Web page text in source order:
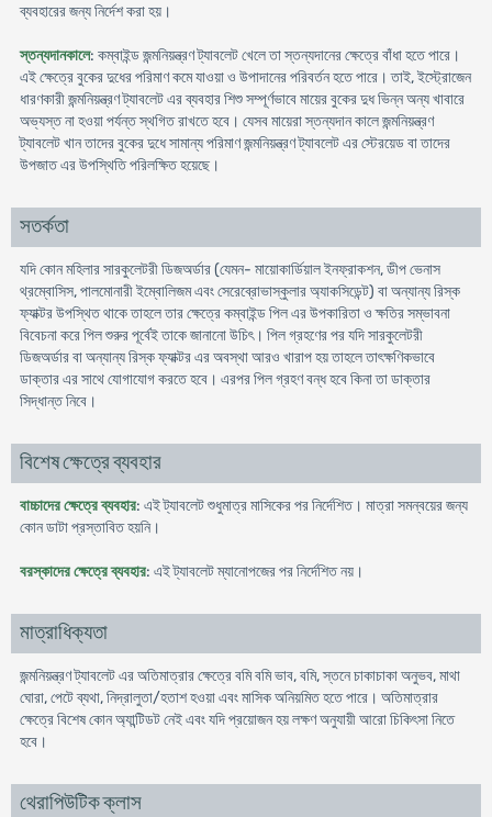
ব্যবহারের জন্য নির্দেশ করা হয়।
স্তন্যদানকালে: কম্বাইন্ড জন্মনিয়ন্ত্রণ ট্যাবলেট খেলে তা স্তন্যদানের ক্ষেত্রে বাঁধা হতে পারে।
এই ক্ষেত্রে বুকের দুধের পরিমাণ কমে যাওয়া ও উপাদানের পরিবর্তন হতে পারে। তাই, ইস্ট্রোজেন
ধারণকারী জন্মনিয়ন্ত্রণ ট্যাবলেট এর ব্যবহার শিশু সম্পূর্ণভাবে মায়ের বুকের দুধ ভিন্ন অন্য খাবারে
অভ্যস্ত না হওয়া পর্যন্ত স্থগিত রাখতে হবে। যেসব মায়েরা স্তন্যদান কালে জন্মনিয়ন্ত্রণ
ট্যাবলেট খান তাদের বুকের দুধে সামান্য পরিমাণ জন্মনিয়ন্ত্রণ ট্যাবলেট এর স্টেরয়েড বা তাদের
উপজাত এর উপস্থিতি পরিলক্ষিত হয়েছে।
সতর্কতা
যদি কোন মহিলার সারকুলেটরী ডিজঅর্ডার (যেমন- মায়োকার্ডিয়াল ইনফ্রাকশন, ডীপ ভেনাস
থ্রম্বোসিস, পালমোনারী ইম্বোলিজম এবং সেরেব্রোভাস্কুলার অ্যাকসিডেন্ট) বা অন্যান্য রিস্ক
ফ্যাক্টর উপস্থিত থাকে তাহলে তার ক্ষেত্রে কম্বাইন্ড পিল এর উপকারিতা ও ক্ষতির সম্ভাবনা
বিবেচনা করে পিল শুরুর পূর্বেই তাকে জানানো উচিৎ। পিল গ্রহণের পর যদি সারকুলেটরী
ডিজঅর্ডার বা অন্যান্য রিস্ক ফ্যাক্টর এর অবস্থা আরও খারাপ হয় তাহলে তাৎক্ষণিকভাবে
ডাক্তার এর সাথে যোগাযোগ করতে হবে। এরপর পিল গ্রহণ বন্ধ হবে কিনা তা ডাক্তার
সিদ্ধান্ত নিবে।
বিশেষ ক্ষেত্রে ব্যবহার
বাচ্চাদের ক্ষেত্রে ব্যবহার: এই ট্যাবলেট শুধুমাত্র মাসিকের পর নির্দেশিত। মাত্রা সমন্বয়ের জন্য
কোন ডাটা প্রস্তাবিত হয়নি।
বরস্কাদের ক্ষেত্রে ব্যবহার: এই ট্যাবলেট ম্যানোপজের পর নির্দেশিত নয়।
মাত্রাধিক্যতা
জন্মনিয়ন্ত্রণ ট্যাবলেট এর অতিমাত্রার ক্ষেত্রে বমি বমি ভাব, বমি, স্তনে চাকাচাকা অনুভব, মাথা
ঘোরা, পেটে ব্যথা, নিদ্রালুতা/হতাশ হওয়া এবং মাসিক অনিয়মিত হতে পারে। অতিমাত্রার
ক্ষেত্রে বিশেষ কোন অ্যান্টিডট নেই এবং যদি প্রয়োজন হয় লক্ষণ অনুযায়ী আরো চিকিৎসা নিতে
হবে।
থেরাপিউটিক ক্লাস